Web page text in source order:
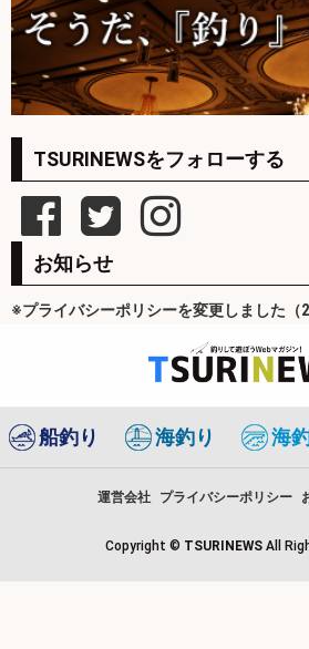
TSURINEWSをフォローする
お知らせ
※プライバシーポリシーを変更しました（
船釣り 海釣り 海
運営会社 プライバシーポリシー
Copyright © TSURINEWS All